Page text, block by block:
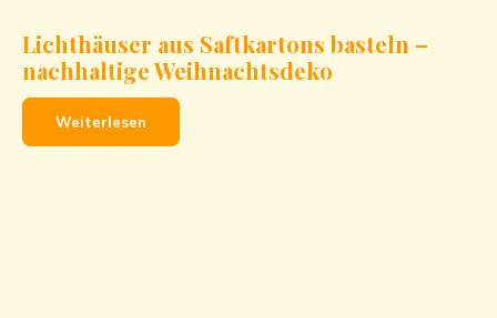
Lichthäuser aus Saftkartons basteln –
nachhaltige Weihnachtsdeko
Weiterlesen